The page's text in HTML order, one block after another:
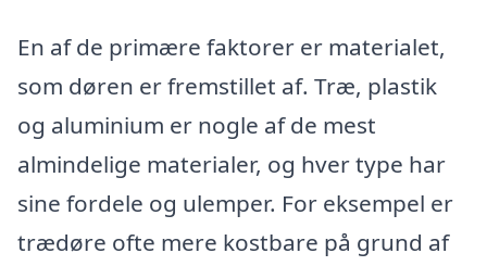
En af de primære faktorer er materialet,
som døren er fremstillet af. Træ, plastik
og aluminium er nogle af de mest
almindelige materialer, og hver type har
sine fordele og ulemper. For eksempel er
trædøre ofte mere kostbare på grund af